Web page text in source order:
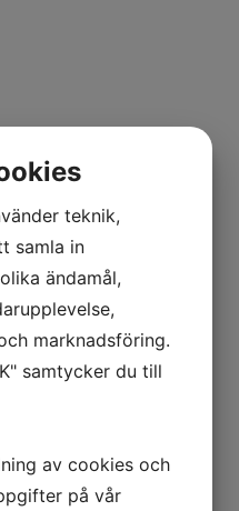
teknik,
samla in
ändamål,
marknadsföring.
samtycker du till
av cookies och
på vår